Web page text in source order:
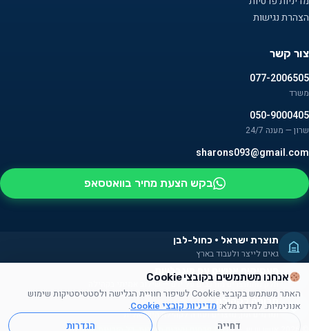
הצהרת נגישות
צור קשר
077-2006505
משרד
050-9000405
שרון — מענה 24/7
sharons093@gmail.com
בקש הצעת מחיר בוואטסאפ
תוצרת ישראל · כחול-לבן
גאים לייצר ולעבוד בארץ
מעסיקים אנשים עם מוגבלויות
חלק מהמוצרים מורכבים על ידם — שילוב אמיתי בקהילה
תרומה לקהילה
תורמים זמן, מוצרים ועזרה לקהילה הישראלית
אנחנו משתמשים בקובצי Cookie
האתר משתמש בקובצי Cookie לשיפור חוויית הגלישה ולסטטיסטיקות שימוש
אנונימיות. למידע מלא: מדיניות קובצי Cookie
.
דחייה
הגדרות